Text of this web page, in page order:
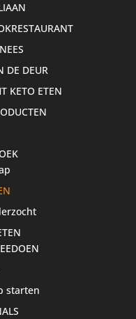
DE DEUR
KETO ETEN
starten